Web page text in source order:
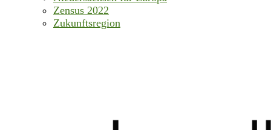
Zensus 2022
Zukunftsregion